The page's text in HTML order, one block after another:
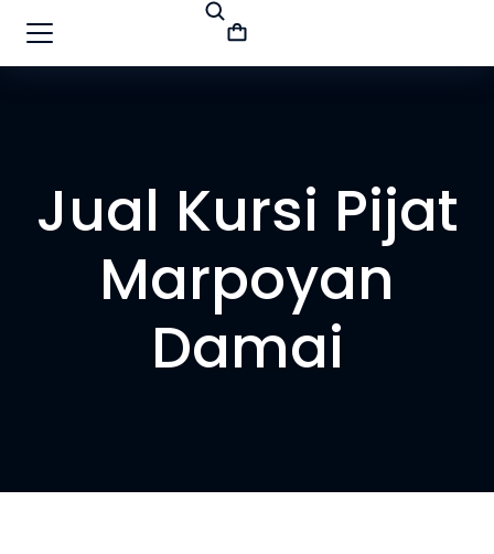
Jual Kursi Pijat
Marpoyan
Damai